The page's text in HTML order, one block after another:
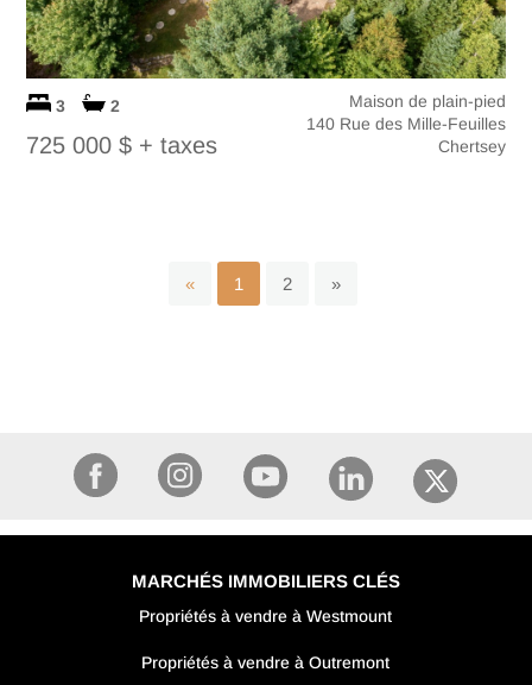
3 2
725 000 $ + taxes
Maison de plain-pied
140 Rue des Mille-Feuilles
Chertsey
« 1 2 »
MARCHÉS IMMOBILIERS CLÉS
Propriétés à vendre à Westmount
Propriétés à vendre à Outremont